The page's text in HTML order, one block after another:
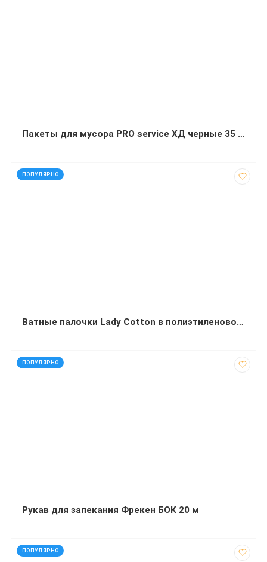
Пакеты для мусора PRO service ХД черные 35 л 100 штук 50х55 сантиметров
ПОПУЛЯРНО
код: 87368
Ватные палочки Lady Cotton в полиэтиленовом пакете 200 штук
ПОПУЛЯРНО
код: 4388
Рукав для запекания Фрекен БОК 20 м
ПОПУЛЯРНО
код: 92633